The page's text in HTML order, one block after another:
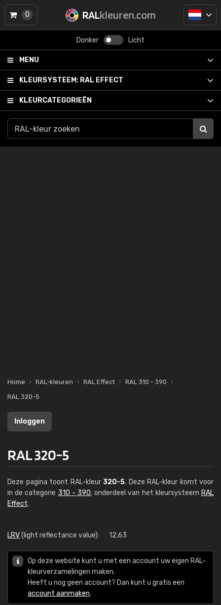
RALkleuren.com
Donker Licht
MENU
KLEURSYSTEEM: RAL EFFECT
KLEURCATEGORIEËN
0
Home RAL-kleuren RAL Effect
RAL 310 - 390
RAL 320-5
Inloggen
RAL 320-5
Deze pagina toont RAL-kleur 320-5. Deze RAL-kleur komt voor
in de categorie 310 - 390, onderdeel van het kleursysteem RAL
Effect.
LRV(light reflectance value): 12,63
Op deze website kunt u met een account uw eigen RAL-
kleurverzamelingen maken.
Heeft u nog geen account? Dan kunt u gratis een
account aanmaken.